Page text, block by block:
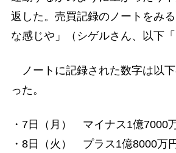
返した。売買記録のノートをみ
な感じや」（シゲルさん、以下「
ノートに記録された数字は以
った。
・7日（月） マイナス1億7000
・8日（火） プラス1億8000万